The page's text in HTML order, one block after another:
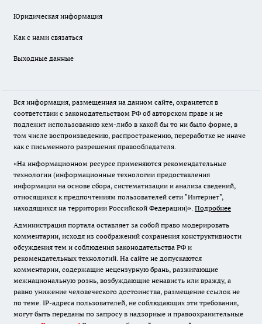
Юридическая информация
Как с нами связаться
Выходные данные
Вся информация, размещенная на данном сайте, охраняется в
соответствии с законодательством РФ об авторском праве и не
подлежит использованию кем-либо в какой бы то ни было форме, в
том числе воспроизведению, распространению, переработке не иначе
как с письменного разрешения правообладателя.
«На информационном ресурсе применяются рекомендательные
технологии (информационные технологии предоставления
информации на основе сбора, систематизации и анализа сведений,
относящихся к предпочтениям пользователей сети "Интернет",
находящихся на территории Российской Федерации)». Подробнее
Администрация портала оставляет за собой право модерировать
комментарии, исходя из соображений сохранения конструктивности
обсуждения тем и соблюдения законодательства РФ и
рекомендательных технологий. На сайте не допускаются
комментарии, содержащие нецензурную брань, разжигающие
межнациональную рознь, возбуждающие ненависть или вражду, а
равно унижение человеческого достоинства, размещение ссылок не
по теме. IP-адреса пользователей, не соблюдающих эти требования,
могут быть переданы по запросу в надзорные и правоохранительные